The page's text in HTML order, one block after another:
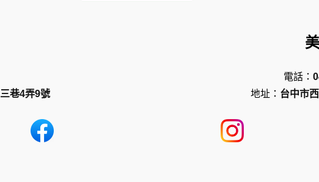
巷4弄9號
電話：
地址： 台中市